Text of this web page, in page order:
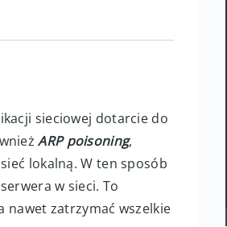
sieciowej dotarcie do
ARP poisoning,
lokalną. W ten sposób
w sieci. To
nawet zatrzymać wszelkie